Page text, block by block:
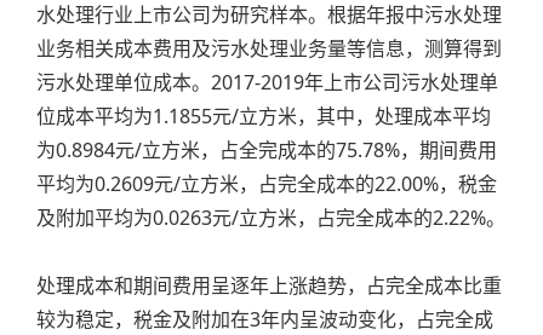
水处理行业上市公司为研究样本。根据年报中污水处理
业务相关成本费用及污水处理业务量等信息，测算得到
污水处理单位成本。2017-2019年上市公司污水处理单
位成本平均为1.1855元/立方米，其中，处理成本平均
为0.8984元/立方米，占全完成本的75.78%，期间费用
平均为0.2609元/立方米，占完全成本的22.00%，税金
及附加平均为0.0263元/立方米，占完全成本的2.22%。
处理成本和期间费用呈逐年上涨趋势，占完全成本比重
较为稳定，税金及附加在3年内呈波动变化，占完全成